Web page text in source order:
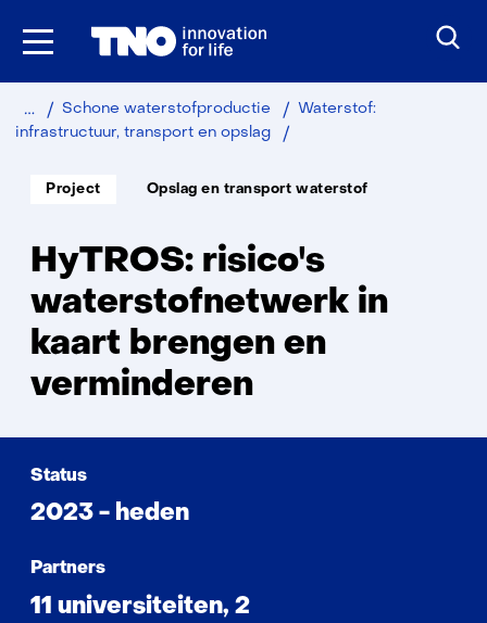
Ga
Home
Duurzaam
IndustrieSchone waterstofproductie
Waterstof:
infrastructuur, transport en opslag
Soort
project:
Project
Thema:
Opslag en transport waterstof
HyTROS: risico's
waterstofnetwerk in
kaart brengen en
verminderen
Status
2023 - heden
Partners
11 universiteiten, 2